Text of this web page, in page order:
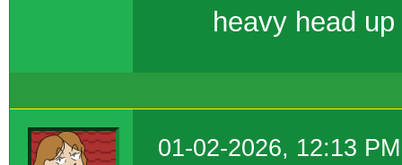
heavy head
01-02-2026, 12:13 PM